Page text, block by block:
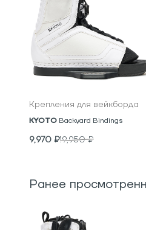
Крепления для вейкборда
KYOTO Backyard Bindings
9,970 ₽19,950₽
Ранее